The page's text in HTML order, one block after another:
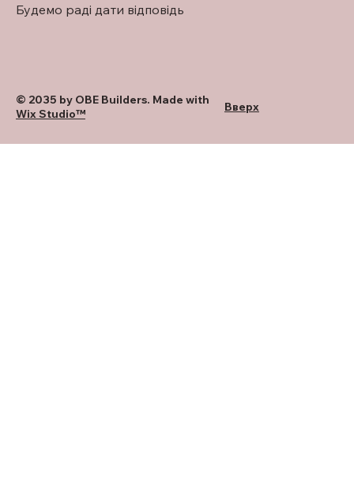
Будемо раді дати відповідь
© 2035 by OBE Builders. Made with
Wix Studio™
Вверх